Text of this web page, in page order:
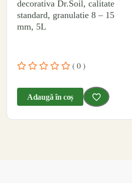
decorativa Dr.Soil, calitate
standard, granulatie 8 – 15
mm, 5L
( 0 )
Adaugă în coș